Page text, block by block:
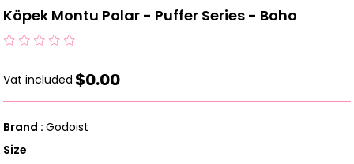
Köpek Montu Polar - Puffer Series - Boho
Vat included $0.00
Brand : Godoist
Size